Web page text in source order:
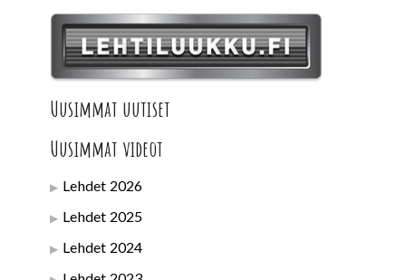
Uusimmat uutiset
Uusimmat videot
Lehdet 2026
Lehdet 2025
Lehdet 2024